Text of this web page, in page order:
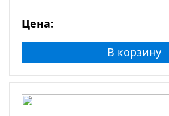
Цена:
В корзину